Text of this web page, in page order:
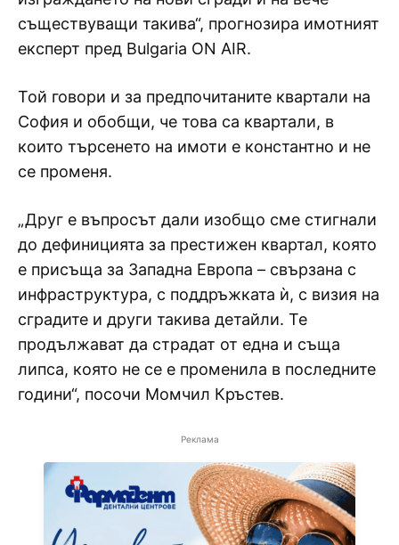
съществуващи такива“, прогнозира имотният
експерт пред Bulgaria ON AIR.
Той говори и за предпочитаните квартали на
София и обобщи, че това са квартали, в
които търсенето на имоти е константно и не
се променя.
„Друг е въпросът дали изобщо сме стигнали
до дефиницията за престижен квартал, която
е присъща за Западна Европа – свързана с
инфраструктура, с поддръжката ѝ, с визия на
сградите и други такива детайли. Те
продължават да страдат от една и съща
липса, която не се е променила в последните
години“, посочи Момчил Кръстев.
Реклама